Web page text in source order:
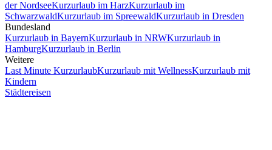
der NordseeKurzurlaub im HarzKurzurlaub im
SchwarzwaldKurzurlaub im SpreewaldKurzurlaub in Dresden
Bundesland
Kurzurlaub in BayernKurzurlaub in NRWKurzurlaub in
HamburgKurzurlaub in Berlin
Weitere
Last Minute KurzurlaubKurzurlaub mit WellnessKurzurlaub mit
Kindern
Städtereisen